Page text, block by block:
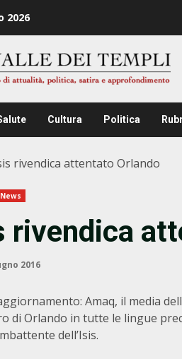
2026
Cultura Politica
rivendica attentato Orlando
rivendica
2016
Amaq, il media
di Orlando in tutte le lingue
dell’Isis.